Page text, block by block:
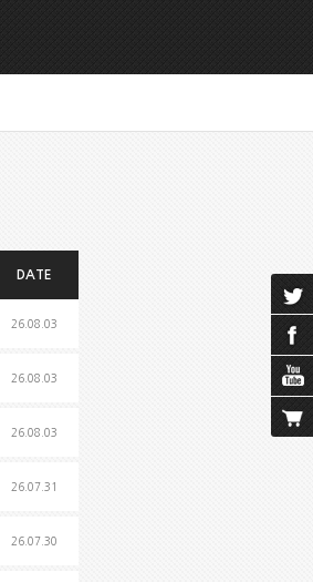
DATE
26.08.03
26.08.03
26.08.03
26.07.31
26.07.30